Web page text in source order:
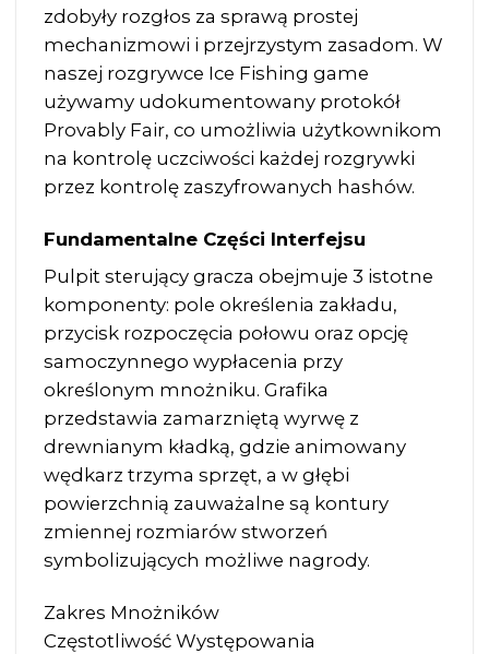
zdobyły rozgłos za sprawą prostej
mechanizmowi i przejrzystym zasadom. W
naszej rozgrywce Ice Fishing game
używamy udokumentowany protokół
Provably Fair, co umożliwia użytkownikom
na kontrolę uczciwości każdej rozgrywki
przez kontrolę zaszyfrowanych hashów.
Fundamentalne Części Interfejsu
Pulpit sterujący gracza obejmuje 3 istotne
komponenty: pole określenia zakładu,
przycisk rozpoczęcia połowu oraz opcję
samoczynnego wypłacenia przy
określonym mnożniku. Grafika
przedstawia zamarzniętą wyrwę z
drewnianym kładką, gdzie animowany
wędkarz trzyma sprzęt, a w głębi
powierzchnią zauważalne są kontury
zmiennej rozmiarów stworzeń
symbolizujących możliwe nagrody.
Zakres Mnożników
Częstotliwość Występowania